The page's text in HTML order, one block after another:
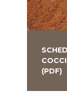
(PDF)